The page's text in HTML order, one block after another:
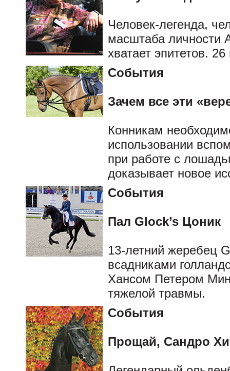
Человек-легенда,
масштаба личности
хватает эпитетов.
События
Зачем все эти
Конникам
использовании
при работе с
доказывает новое
События
Пал Glock’s Цоник
13-летний жеребец
всадниками
Хансом Петером
тяжелой травмы.
События
Прощай, Сандро